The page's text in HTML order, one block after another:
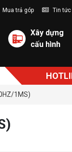
Mua trả góp Tin tức
Xây dựng
cấu hình
1MS)